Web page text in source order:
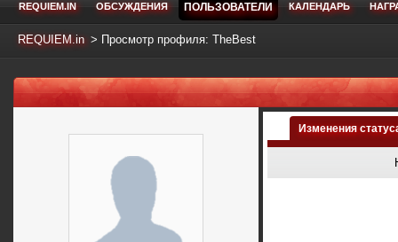
REQUIEM.IN ОБСУЖДЕНИЯ ПОЛЬЗОВАТЕЛИ КАЛЕНДАРЬ
REQUIEM.in > Просмотр профиля: TheBest
Изменения